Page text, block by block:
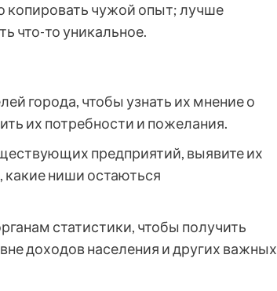
копировать чужой опыт; лучше
что-то уникальное.
города, чтобы узнать их мнение о
их потребности и пожелания.
предприятий, выявите их
какие ниши остаються
статистики, чтобы получить
доходов населения и других важных